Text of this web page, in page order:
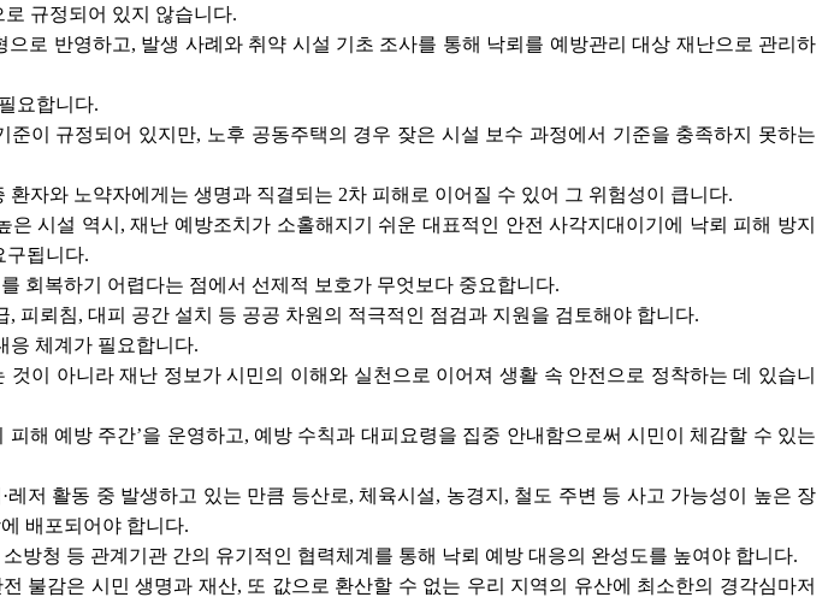
규정되어 있지 않습니다.
로 반영하고, 발생 사례와 취약 시설 기초 조사를 통해 낙뢰를 예방관리 대상 재난으로 관리하
요합니다.
이 규정되어 있지만, 노후 공동주택의 경우 잦은 시설 보수 과정에서 기준을 충족하지 못하는
자와 노약자에게는 생명과 직결되는 2차 피해로 이어질 수 있어 그 위험성이 큽니다.
은 시설 역시, 재난 예방조치가 소홀해지기 쉬운 대표적인 안전 사각지대이기에 낙뢰 피해 방지
구됩니다.
회복하기 어렵다는 점에서 선제적 보호가 무엇보다 중요합니다.
피뢰침, 대피 공간 설치 등 공공 차원의 적극적인 점검과 지원을 검토해야 합니다.
응 체계가 필요합니다.
이 아니라 재난 정보가 시민의 이해와 실천으로 이어져 생활 속 안전으로 정착하는 데 있습니
해 예방 주간’을 운영하고, 예방 수칙과 대피요령을 집중 안내함으로써 시민이 체감할 수 있는
저 활동 중 발생하고 있는 만큼 등산로, 체육시설, 농경지, 철도 주변 등 사고 가능성이 높은 장
배포되어야 합니다.
방청 등 관계기관 간의 유기적인 협력체계를 통해 낙뢰 예방 대응의 완성도를 높여야 합니다.
불감은 시민 생명과 재산, 또 값으로 환산할 수 없는 우리 지역의 유산에 최소한의 경각심마저